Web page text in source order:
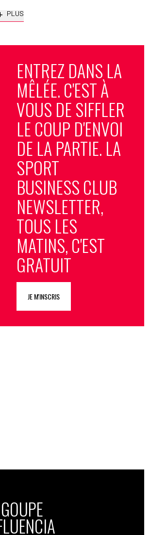
PLUS
ENTREZ DANS LA
MÊLÉE. C'EST À
VOUS DE SIFFLER
LE COUP D'ENVOI
DE LA PARTIE. LA
SPORT
BUSINESS CLUB
NEWSLETTER,
TOUS LES
MATINS, C'EST
GRATUIT
JE M'INSCRIS